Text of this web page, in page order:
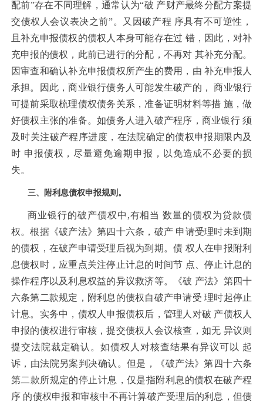
配前”存在不同理解，通常认为“破 产财产最终分配方案提
交债权人会议表决之前”。又因破产程 序具有不可逆性，
且补充申报债权的债权人本身可能存在过 错，因此，对补
充申报的债权，此前已进行的分配，不再对 其补充分配。
因审查和确认补充申报债权所产生的费用，由 补充申报人
承担。因此，商业银行债务人可能发生破产的， 商业银行
可提前采取梳理债权债务关系，准备证明材料等措 施，做
好债权主张的准备。如债务人进入破产程序，商业银行 须
及时关注破产程序进度，在法院确定的债权申报期限内及
时 申报债权，尽量避免逾期申报，以免造成不必要的损
失。
三、附利息债权申报规则。
商业银行的破产债权中,有相当 数量的债权为贷款债
权。根据《破产法》第四十六条，破产 申请受理时未到期
的债权，在破产申请受理后视为到期。债 权人在申报附利
息债权时，应重点关注停止计息的时间节 点、停止计息的
操作程序以及利息权益的异议救济等。《破 产法》第四十
六条第二款规定，附利息的债权自破产申请受 理时起停止
计息。实务中，债权人申报债权后，管理人对破 产债权人
申报的债权进行审核，提交债权人会议核查，如无 异议则
提交法院裁定确认。如债权人对核查结果有异议可以 起
诉，由法院另案判决确认。但是，《破产法》第四十六条
第二款所规定的停止计息，仅是指附利息的债权在破产程
序 的债权申报和审核中不再计算破产受理后的利息，但债